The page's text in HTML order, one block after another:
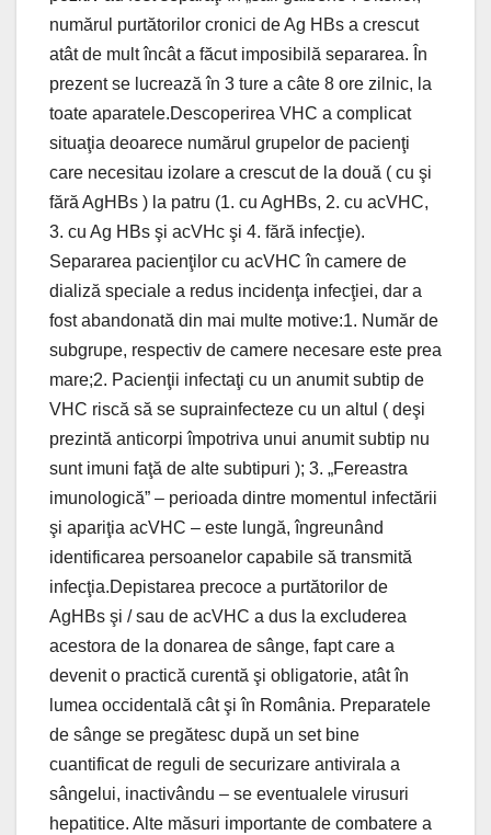
numărul purtătorilor cronici de Ag HBs a crescut
atât de mult încât a făcut imposibilă separarea. În
prezent se lucrează în 3 ture a câte 8 ore zilnic, la
toate aparatele.Descoperirea VHC a complicat
situaţia deoarece numărul grupelor de pacienţi
care necesitau izolare a crescut de la două ( cu şi
fără AgHBs ) la patru (1. cu AgHBs, 2. cu acVHC,
3. cu Ag HBs şi acVHc şi 4. fără infecţie).
Separarea pacienţilor cu acVHC în camere de
dializă speciale a redus incidenţa infecţiei, dar a
fost abandonată din mai multe motive:1. Număr de
subgrupe, respectiv de camere necesare este prea
mare;2. Pacienţii infectaţi cu un anumit subtip de
VHC riscă să se suprainfecteze cu un altul ( deşi
prezintă anticorpi împotriva unui anumit subtip nu
sunt imuni faţă de alte subtipuri ); 3. „Fereastra
imunologică” – perioada dintre momentul infectării
şi apariţia acVHC – este lungă, îngreunând
identificarea persoanelor capabile să transmită
infecţia.Depistarea precoce a purtătorilor de
AgHBs şi / sau de acVHC a dus la excluderea
acestora de la donarea de sânge, fapt care a
devenit o practică curentă şi obligatorie, atât în
lumea occidentală cât şi în România. Preparatele
de sânge se pregătesc după un set bine
cuantificat de reguli de securizare antivirala a
sângelui, inactivându – se eventualele virusuri
hepatitice. Alte măsuri importante de combatere a